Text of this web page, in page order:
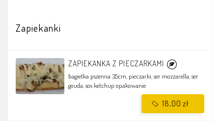
Zapiekanki
ZAPIEKANKA Z PIECZARKAMI
bagietka pszenna 35cm, pieczarki, ser mozzarella, ser
gouda, sos ketchup opakowanie